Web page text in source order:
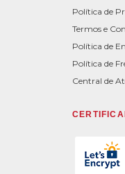
Política de
Termos e
Política de
Política de
Central de